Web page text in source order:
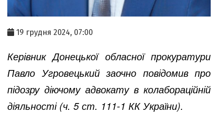
19 грудня 2024, 07:00
Керівник Донецької обласної прокуратури
Павло Угровецький заочно повідомив про
підозру діючому адвокату в колабораційній
діяльності (ч. 5 ст. 111-1 КК України).